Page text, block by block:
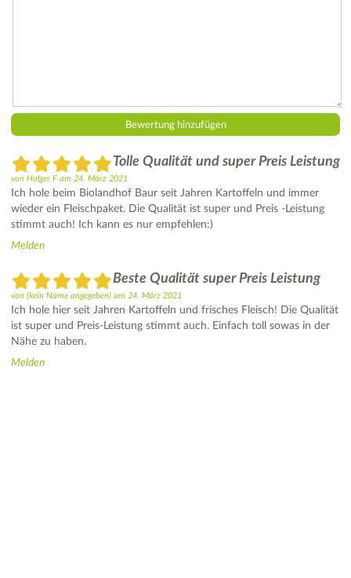
Tolle Qualität und super Preis Leistung
von Holger F am 24. März 2021
Ich hole beim Biolandhof Baur seit Jahren Kartoffeln und immer
wieder ein Fleischpaket. Die Qualität ist super und Preis -Leistung
stimmt auch! Ich kann es nur empfehlen:)
Melden
Beste Qualität super Preis Leistung
von (kein Name angegeben) am 24. März 2021
Ich hole hier seit Jahren Kartoffeln und frisches Fleisch! Die Qualität
ist super und Preis-Leistung stimmt auch. Einfach toll sowas in der
Nähe zu haben.
Melden